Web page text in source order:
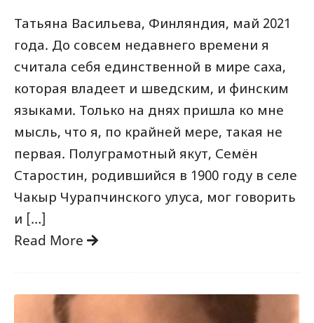
Татьяна Васильева, Финляндия, май 2021
года. До совсем недавнего времени я
считала себя единственной в мире саха,
которая владеет и шведским, и финским
языками. Только на днях пришла ко мне
мысль, что я, по крайней мере, такая не
первая. Полуграмотный якут, Семён
Старостин, родившийся в 1900 году в селе
Чакыр Чурапчинского улуса, мог говорить
и […]
Read More